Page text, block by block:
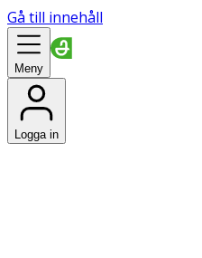
Gå till innehåll
Meny
Logga in